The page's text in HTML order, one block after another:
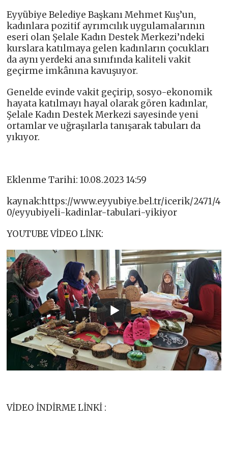
Eyyübiye Belediye Başkanı Mehmet Kuş’un,
kadınlara pozitif ayrımcılık uygulamalarının
eseri olan Şelale Kadın Destek Merkezi’ndeki
kurslara katılmaya gelen kadınların çocukları
da aynı yerdeki ana sınıfında kaliteli vakit
geçirme imkânına kavuşuyor.
Genelde evinde vakit geçirip, sosyo-ekonomik
hayata katılmayı hayal olarak gören kadınlar,
Şelale Kadın Destek Merkezi sayesinde yeni
ortamlar ve uğraşılarla tanışarak tabuları da
yıkıyor.
Eklenme Tarihi: 10.08.2023 14:59
kaynak:https://www.eyyubiye.bel.tr/icerik/2471/4
0/eyyubiyeli-kadinlar-tabulari-yikiyor
YOUTUBE VİDEO LİNK:
VİDEO İNDİRME LİNKİ :